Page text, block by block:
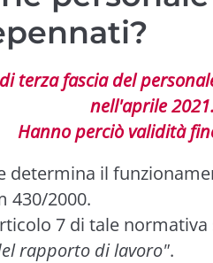
terza fascia del
nell'aprile 2021.
Hanno perciò validità
determina il
430/2000.
7 di tale normativa
rapporto di lavoro".